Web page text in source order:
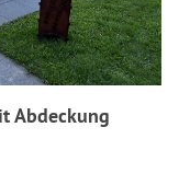
Abdeckung